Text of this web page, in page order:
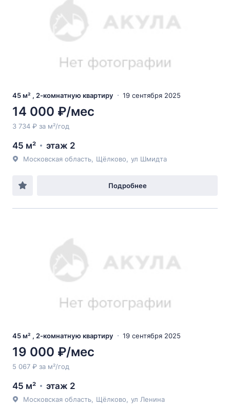
45 м² , 2-комнатную квартиру 19 сентября 2025
14 000 ₽/мес
3 734 ₽ за м²/год
45 м² этаж 2
Московская область Щёлково ул Шмидта
Подробнее
45 м² , 2-комнатную квартиру 19 сентября 2025
19 000 ₽/мес
5 067 ₽ за м²/год
45 м² этаж 2
Московская область Щёлково ул Ленина